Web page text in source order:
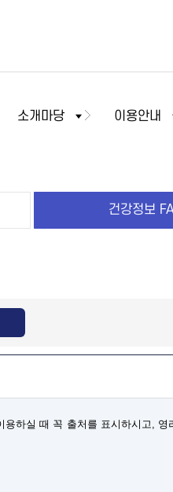
소개마당 이용안내
건강정보
하실 때 꼭 출처를 표시하시고, 영